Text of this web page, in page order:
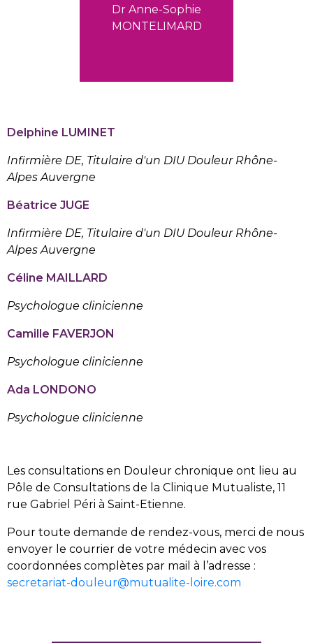
Dr Anne-Sophie
MONTELIMARD
Delphine LUMINET
Infirmière DE, Titulaire d'un DIU Douleur Rhône-
Alpes Auvergne
Béatrice JUGE
Infirmière DE, Titulaire d'un DIU Douleur Rhône-
Alpes Auvergne
Céline MAILLARD
Psychologue clinicienne
Camille FAVERJON
Psychologue clinicienne
Ada LONDONO
Psychologue clinicienne
Les consultations en Douleur chronique ont lieu au
Pôle de Consultations de la Clinique Mutualiste, 11
rue Gabriel Péri à Saint-Etienne.
Pour toute demande de rendez-vous, merci de nous
envoyer le courrier de votre médecin avec vos
coordonnées complètes par mail à l’adresse :
secretariat-douleur@mutualite-loire.com